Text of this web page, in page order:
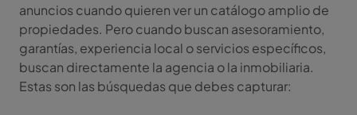
anuncios cuando quieren ver un catálogo amplio de
propiedades. Pero cuando buscan asesoramiento,
garantías, experiencia local o servicios específicos,
buscan directamente la agencia o la inmobiliaria.
Estas son las búsquedas que debes capturar: